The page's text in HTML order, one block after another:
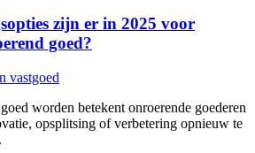
zijn er in 2025 voor
goed?
vastgoed
worden betekent onroerende goederen
opsplitsing of verbetering opnieuw te